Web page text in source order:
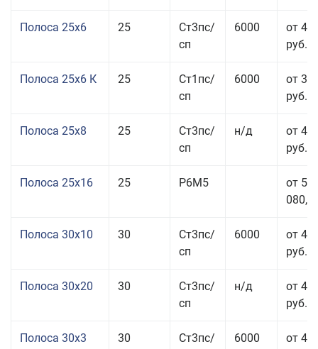
Полоса 25x6 25
Ст3пс/
сп
6000
от 42
руб.
Полоса 25x6 К 25
Ст1пс/
сп
6000
от 35
руб.
Полоса 25x8 25
Ст3пс/
сп
н/д
от 43
руб.
Полоса 25x16 25 Р6М5
от
Полоса 30x10 30
Ст3пс/
сп
6000
от 45
руб.
Полоса 30x20 30
Ст3пс/
сп
н/д
от 46
руб.
Полоса 30x3 30
Ст3пс/
6000
от 46